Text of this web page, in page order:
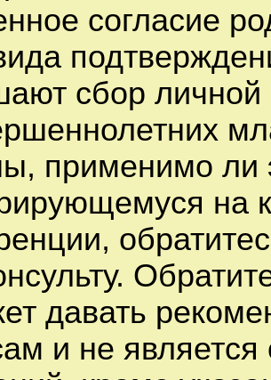
согласие
сбор
применимо ли
на
давать
и не